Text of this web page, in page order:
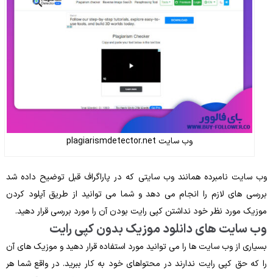
وب سایت plagiarismdetector.net
وب‌ سایت نامبرده همانند وب ‌سایتی که در پاراگراف قبل توضیح داده شد
بررسی ‌های لازم را انجام می ‌دهد و شما می ‌توانید از طریق آپلود کردن
موزیک مورد نظر خود نداشتن کپی ‌رایت بودن آن را مورد بررسی قرار دهید.
وب سایت ‌های دانلود موزیک بدون کپی ‌رایت
بسیاری از وب سایت‌ ها را می ‌توانید مورد استفاده قرار دهید و موزیک ‌های آن
را که حق کپی ‌رایت ندارند در محتواهای خود به کار ببرید. در واقع شما هر